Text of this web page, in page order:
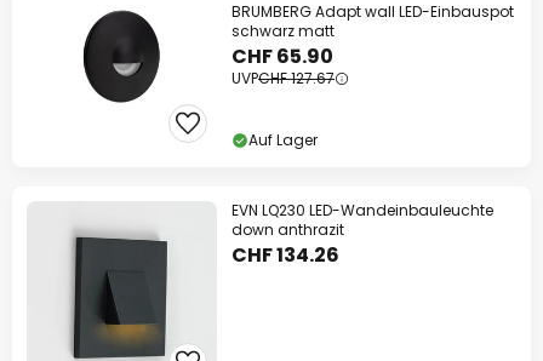
BRUMBERG Adapt wall LED-Einbauspot
schwarz matt
CHF 65.90
UVPCHF 127.67
Auf Lager
EVN LQ230 LED-Wandeinbauleuchte
down anthrazit
CHF 134.26